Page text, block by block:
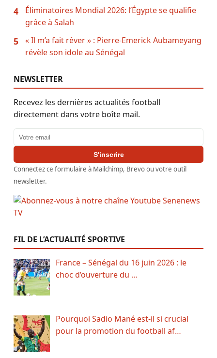
4
Éliminatoires Mondial 2026: l’Égypte se qualifie
grâce à Salah
5
« Il m’a fait rêver » : Pierre-Emerick Aubameyang
révèle son idole au Sénégal
NEWSLETTER
Recevez les dernières actualités football
directement dans votre boîte mail.
Adresse email
S'inscrire
Connectez ce formulaire à Mailchimp, Brevo ou votre outil
newsletter.
FIL DE L’ACTUALITÉ SPORTIVE
France – Sénégal du 16 juin 2026 : le
choc d’ouverture du …
Pourquoi Sadio Mané est-il si crucial
pour la promotion du football af…